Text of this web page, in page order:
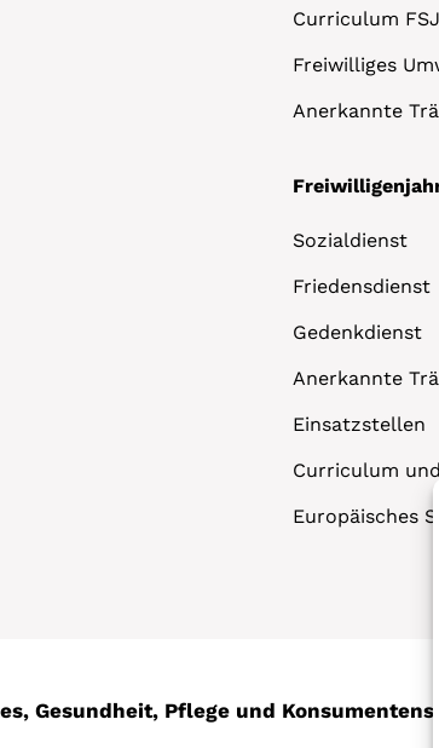
Curriculum FSJ
Freiwilliges
Anerkannte
Sozialdienst
Friedensdienst
Gedenkdienst
Anerkannte
Einsatzstellen
Curriculum
Europäisches
Gesundheit, Pflege und